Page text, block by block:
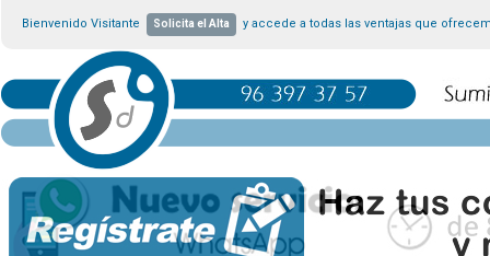
Bienvenido Visitante Solicita el Alta y accede a todas las ventajas que